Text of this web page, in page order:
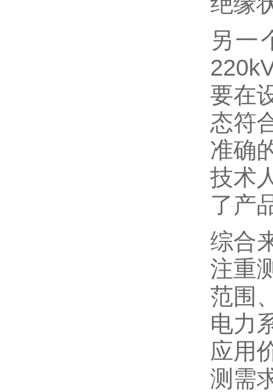
另一
要在
态符
准确
技术
了产
综合
注重
范围
电力
应用
测需